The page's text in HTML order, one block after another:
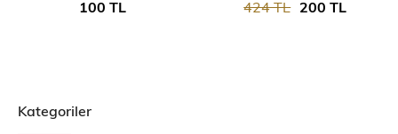
100 TL 200 TL
424 TL
Kategoriler